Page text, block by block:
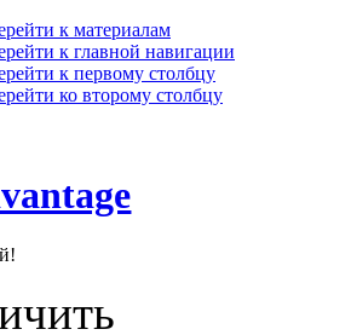
к материалам
к главной навигации
к первому столбцу
ко второму столбцу